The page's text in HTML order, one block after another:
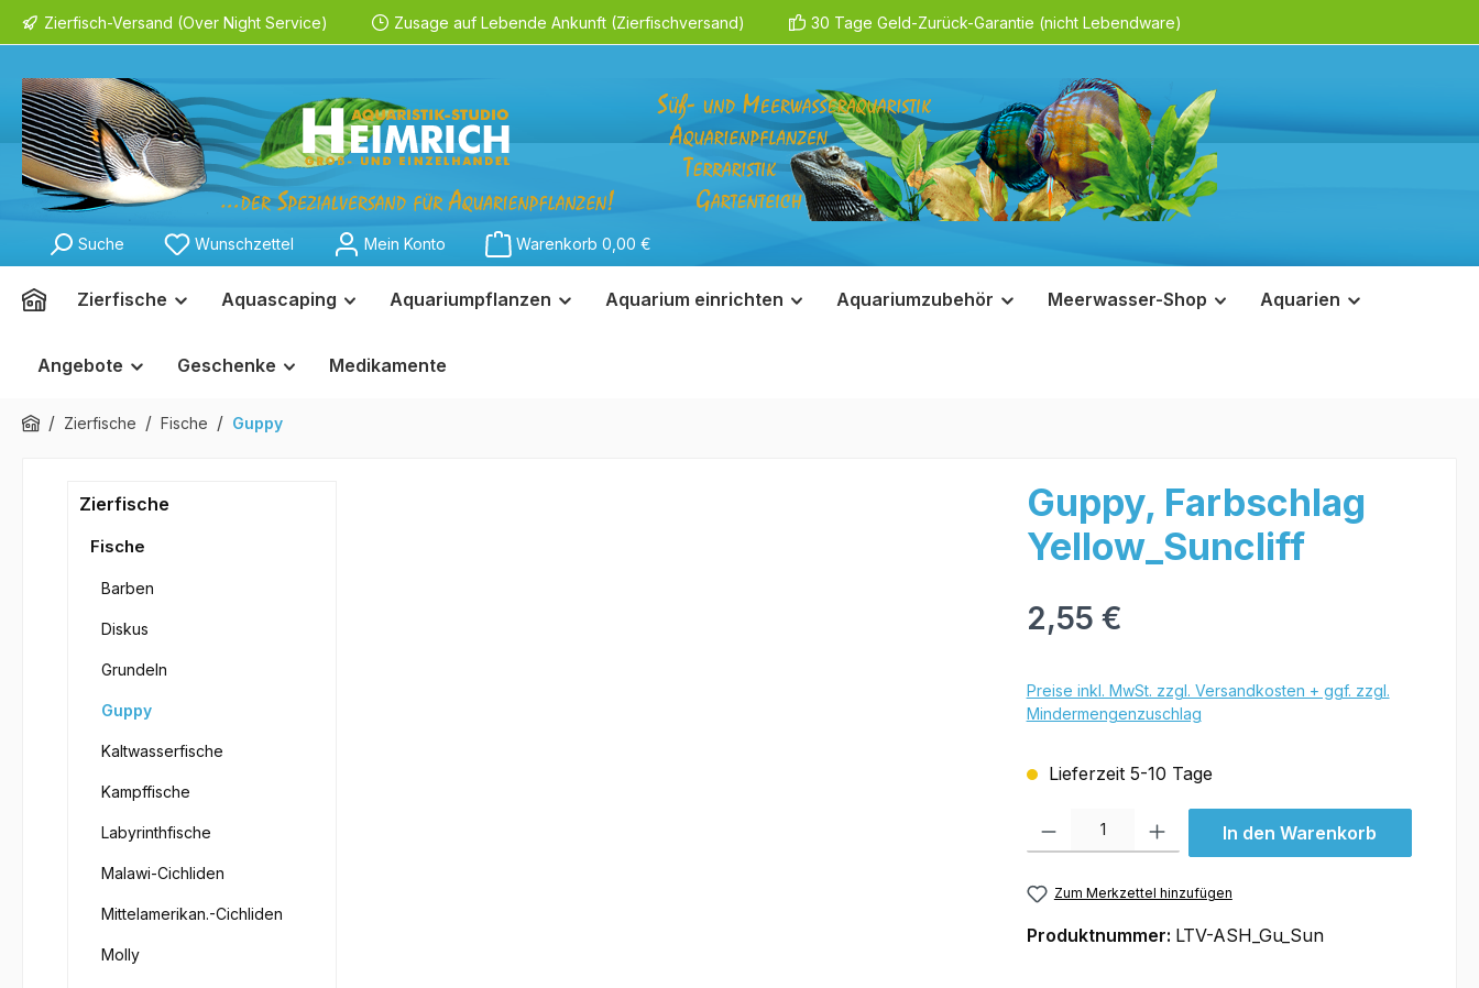
Zur Hauptnavigation springen
Zierfisch-Versand (Over Night Service) Zusage auf Lebende Ankunft (Zierfischversand) 30 Tage Geld-Zurück-Garantie (nicht Lebendware)
Suche Wunschzettel Mein Konto Warenkorb 0,00 €
Zierfische Aquascaping Aquariumpflanzen Aquarium einrichten Aquariumzubehör Meerwasser-Shop Aquarien
Angebote Geschenke Medikamente
/ Zierfische / Fische / Guppy
Zierfische
Fische
Barben
Diskus
Grundeln
Guppy
Kaltwasserfische
Kampffische
Labyrinthfische
Malawi-Cichliden
Mittelamerikan.-Cichliden
Molly
Guppy, Farbschlag
Yellow_Suncliff
2,55 €
Preise inkl. MwSt. zzgl. Versandkosten + ggf. zzgl.
Mindermengenzuschlag
Lieferzeit 5-10 Tage
In den Warenkorb
Zum Merkzettel hinzufügen
Produktnummer: LTV-ASH_Gu_Sun